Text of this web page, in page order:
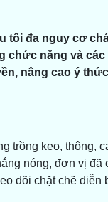
tối đa nguy cơ
năng và các
nâng cao ý
trồng keo, thông,
nóng, đơn vị đã
dõi chặt chẽ diễn